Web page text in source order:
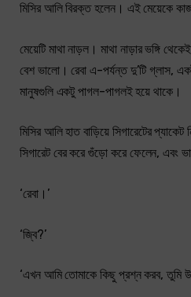
মিসির আলি বিরক্ত হলেন। এই মেয়েকে কাজ
মেয়েটি মাথা নাড়ল। মাথা নাড়ার ভঙ্গি
বেশ ভালো। রেবা এ-পর্যন্ত দু’টি গ্লাস,
মানুষগুলি একটু পাগল-পাগলই হয়ে থাকে।
মিসির আলি হাত বাড়িয়ে সিগারেটের
সিগারেট বের করে গুঁড়ো করে ফেলেন, এবং
‘রেবা।’
‘জ্বি?’
‘এখন আমি তোমাকে কিছু প্রশ্ন করব, তুমি